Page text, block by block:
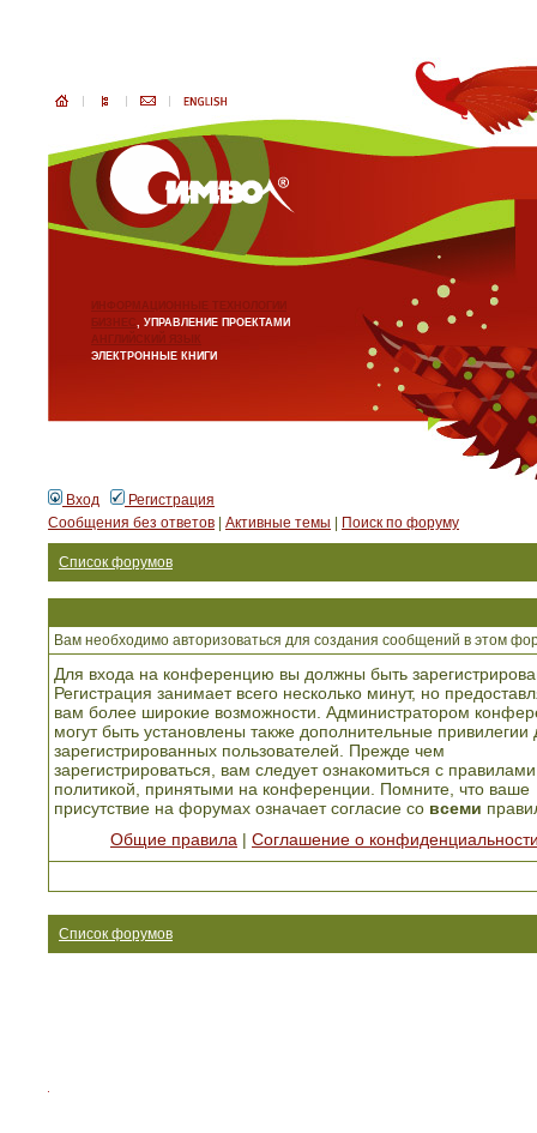
ИНФОРМАЦИОННЫЕ ТЕХНОЛОГИИ
БИЗНЕС, УПРАВЛЕНИЕ ПРОЕКТАМИ
АНГЛИЙСКИЙ ЯЗЫК
ЭЛЕКТРОННЫЕ КНИГИ
Вход
Регистрация
Сообщения без ответов
Активные темы Поиск по форуму
Список форумов
Вам необходимо авторизоваться для создания сообщений в этом
Для входа на конференцию вы должны быть
Регистрация занимает всего несколько минут, но
вам более широкие возможности. Администратором
могут быть установлены также дополнительные привилегии
зарегистрированных пользователей. Прежде чем
зарегистрироваться, вам следует ознакомиться с
политикой, принятыми на конференции. Помните, что ваше
присутствие на форумах означает согласие со всеми
Общие правила
Соглашение о
Список форумов